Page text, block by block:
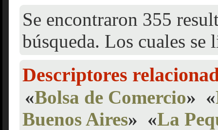
Se encontraron 355
búsqueda. Los cuales se
Descriptores
«Bolsa de Comercio» «
Buenos Aires» «La